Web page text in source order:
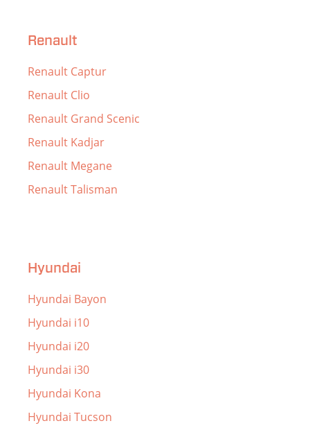
Renault
Renault Captur
Renault Clio
Renault Grand Scenic
Renault Kadjar
Renault Megane
Renault Talisman
Hyundai
Hyundai Bayon
Hyundai i10
Hyundai i20
Hyundai i30
Hyundai Kona
Hyundai Tucson